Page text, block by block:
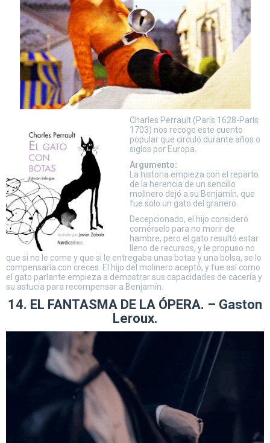
Charles Perrault (París 1628-París
1703) nos recoge este cuento
popular que circuló durante años o
siglos por Europa.
Argumento:
La historia empieza con el reparto
de la herencia de un sencillo
molinero dejó a su Benjamín, que
fue solo un gato del granero.
Decepcionado, el hijo consideró
comérselo para no morir de
hambre, pero el gato resultó estar
lleno de recursos, y le propuso no
que si no le come y que si le entregaba unas botas y una bolsa, se lo
compensaría con creces. El hijo del molinero aceptó, y fue así como
el gato parlante empieza a demostrar sus capacidades de cacería y
su astucia para recompensar a Benjamín.
14. EL FANTASMA DE LA ÓPERA. – Gaston
Leroux.